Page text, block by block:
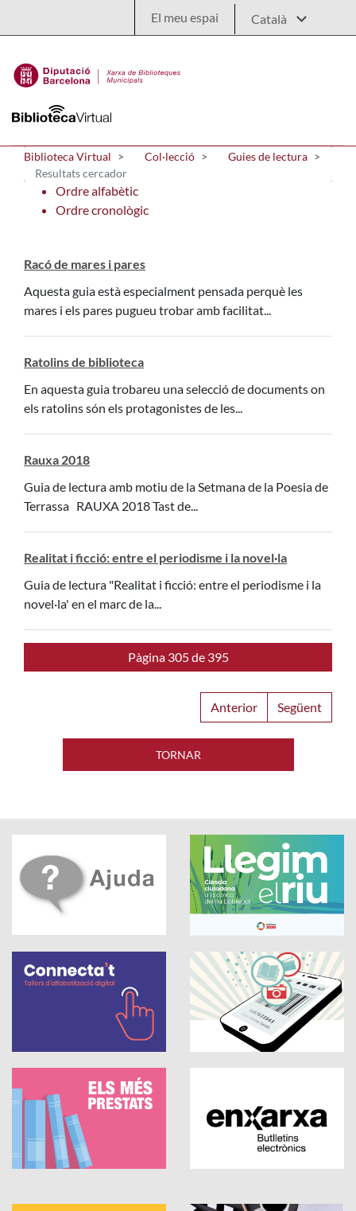
El meu espai
Biblioteca Virtual Col·lecció
Guies de lectura
Resultats cercador
Ordre alfabètic
Ordre cronològic
Racó de mares i pares
Aquesta guia està especialment pensada perquè les
mares i els pares pugueu trobar amb facilitat...
Ratolins de biblioteca
En aquesta guia trobareu una selecció de documents on
els ratolins són els protagonistes de les...
Rauxa 2018
Guia de lectura amb motiu de la Setmana de la Poesia de
Terrassa RAUXA 2018 Tast de...
Realitat i ficció: entre el periodisme i la novel·la
Guia de lectura "Realitat i ficció: entre el periodisme i la
novel·la' en el marc de la...
Pàgina 305 de 395
Anterior Següent
TORNAR